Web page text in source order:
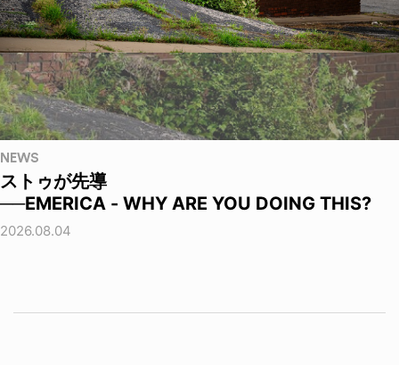
NEWS
ストゥが先導
──EMERICA - WHY ARE YOU DOING THIS?
2026.08.04